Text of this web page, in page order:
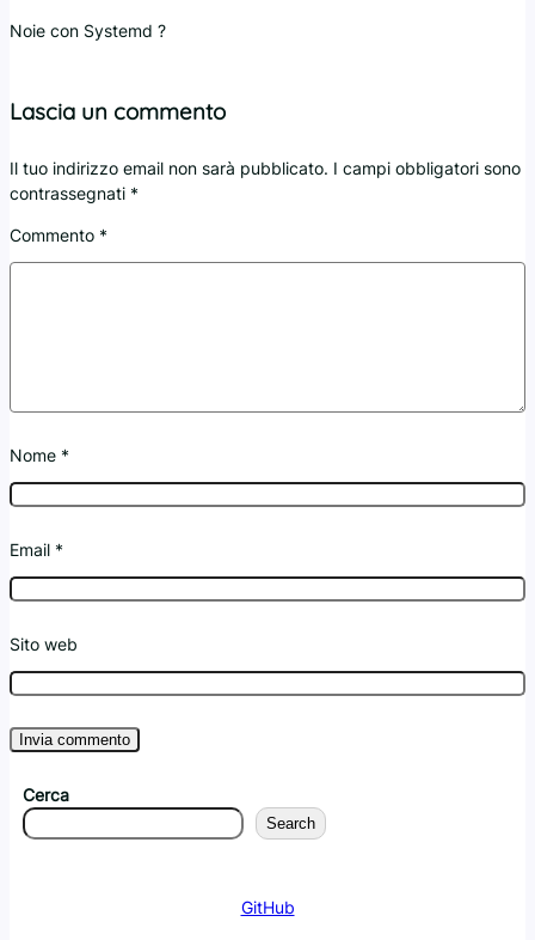
Noie con Systemd ?
Lascia un commento
Il tuo indirizzo email non sarà pubblicato. I campi obbligatori sono
contrassegnati *
Commento *
Nome *
Email *
Sito web
Cerca
Search
GitHub